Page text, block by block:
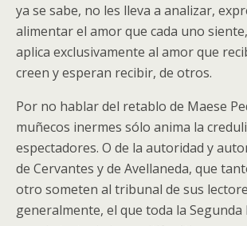
ya se sabe, no les lleva a analizar,
alimentar el amor que cada uno
aplica exclusivamente al amor que
creen y esperan recibir, de otros.
Por no hablar del retablo de Maese
muñecos inermes sólo anima la
espectadores. O de la autoridad y
de Cervantes y de Avellaneda, que
otro someten al tribunal de sus
generalmente, el que toda la Segunda